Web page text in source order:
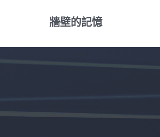
牆壁的記憶